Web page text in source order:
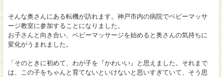
そんな奥さんにある転機が訪れます。神戸市内の病院でベビーマッサ
ージ教室に参加することになりました。
お子さんと向き合い、ベビーマッサージを始めると奥さんの気持ちに
変化がうまれました。
「そのときに初めて、わが子を『かわいい』と思えました。それまで
は、この子をちゃんと育てないといけないと思いすぎていて、そう思